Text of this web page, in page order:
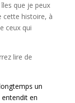
que je peux
cette histoire, à
ceux qui
lire de
un
en